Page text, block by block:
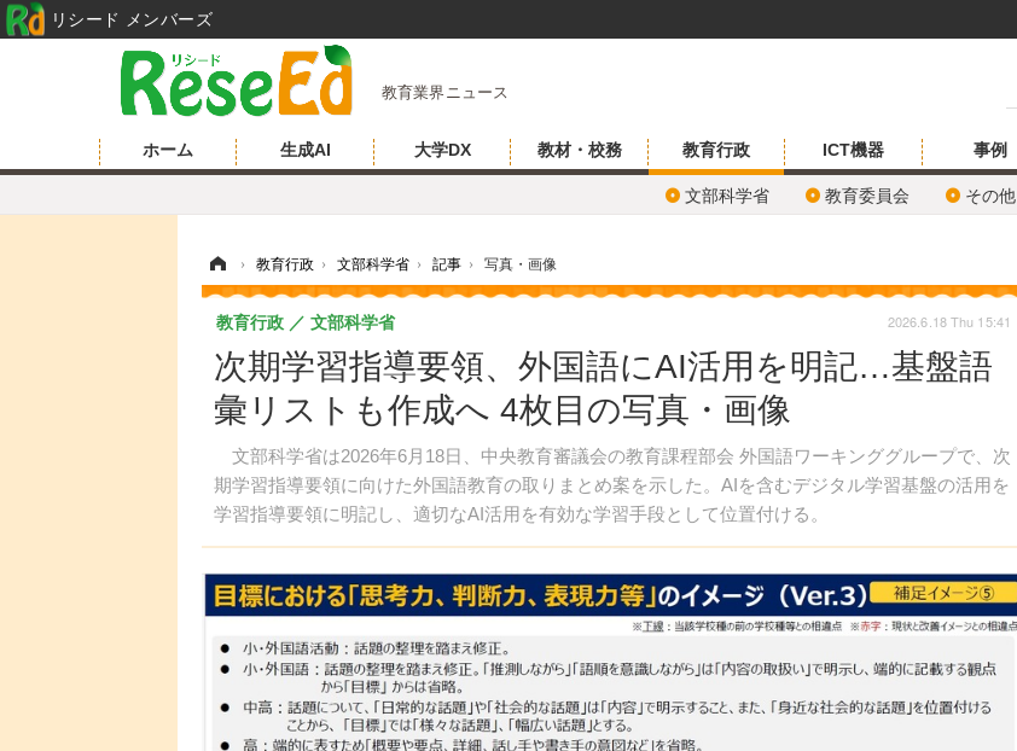
教育業界ニュース
ホーム 生成AI 大学DX 教材・校務 教育行政
文部科学省 教育委員会 その他
ICT機器 事例
› 教育行政 › 文部科学省 › 記事 › 写真・画像
次期学習指導要領、外国語にAI活用を明記…基盤語
彙リストも作成へ 4枚目の写真・画像
文部科学省は2026年6月18日、中央教育審議会の教育課程部会 外国語ワーキンググループで、次
期学習指導要領に向けた外国語教育の取りまとめ案を示した。AIを含むデジタル学習基盤の活用を
学習指導要領に明記し、適切なAI活用を有効な学習手段として位置付ける。
教育行政 文部科学省 2026.6.18 Thu 15:41
リシード メンバーズ